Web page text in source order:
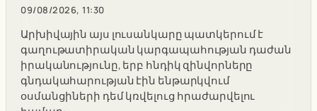
09/08/2026, 11:30
Արխիվային այս լուսանկարը պատկերում է
գաղութատիրական կարգապահության դաժան
իրականությունը, երբ հնդիկ զինվորները
գնդակահարության էին ենթարկվում
օսմանցիների դեմ կռվելուց հրաժարվելու